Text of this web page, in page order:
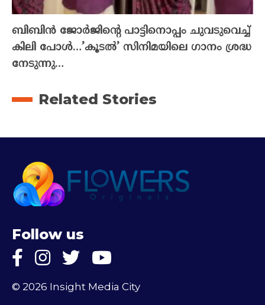
ബിബിൻ ജോർജിന്റെ പാട്ടിനൊപ്പം ചുവടുവെച്ച്
കിലി പോൾ…’കൂടൽ’ സിനിമയിലെ ഗാനം ശ്രദ്ധ
നേടുന്നു…
Related Stories
Follow us
© 2026 Insight Media City